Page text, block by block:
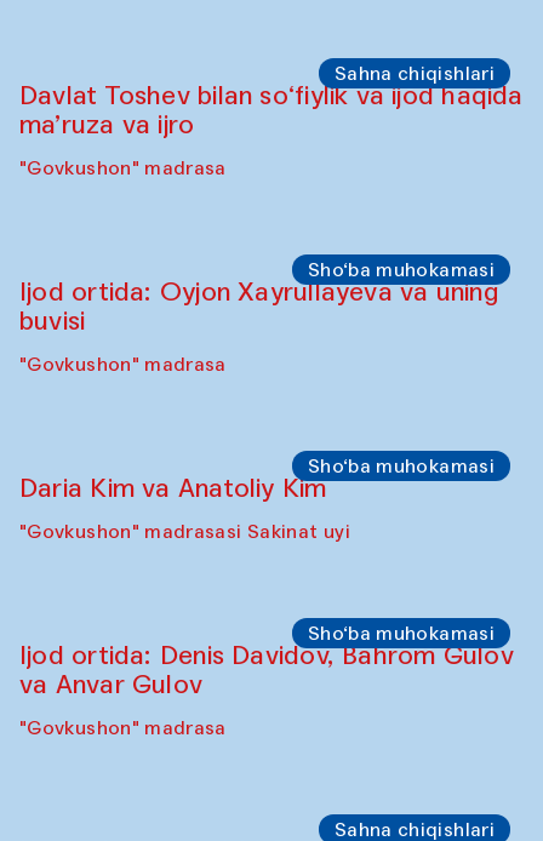
Sahna chiqishlari
Davlat Toshev bilan so‘fiylik va ijod haqida
ma’ruza va ijro
"Govkushon" madrasa
Sho‘ba muhokamasi
Ijod ortida: Oyjon Xayrullayeva va uning
buvisi
"Govkushon" madrasa
Sho‘ba muhokamasi
Daria Kim va Anatoliy Kim
"Govkushon" madrasasi Sakinat uyi
Sho‘ba muhokamasi
Ijod ortida: Denis Davidov, Bahrom Gulov
va Anvar Gulov
"Govkushon" madrasa
Sahna chiqishlari